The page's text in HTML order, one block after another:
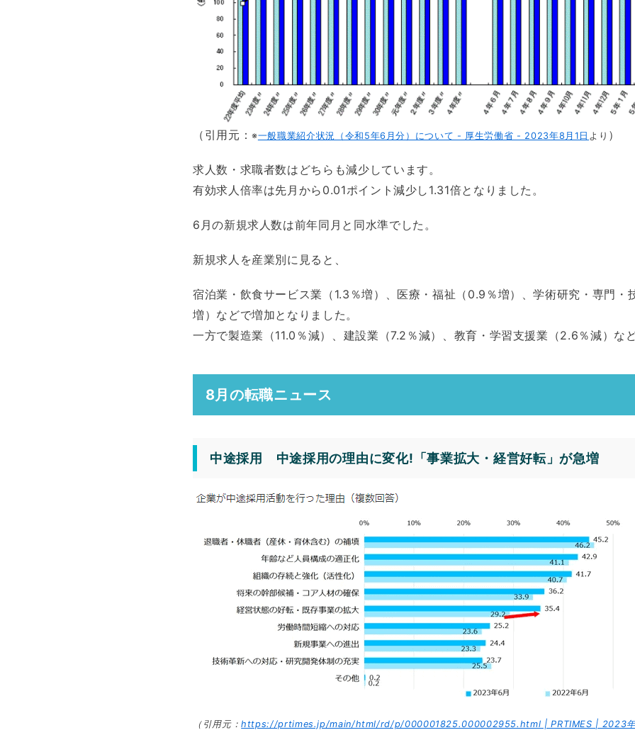
（引用元：※一般職業紹介状況（令和5年6月分）について - 厚生労働省 - 2023年8月1日 より ）
求人数・求職者数はどちらも減少しています。
有効求人倍率は先月から0.01ポイント減少し1.31倍となりました。
6月の新規求人数は前年同月と同水準でした。
新規求人を産業別に見ると、
宿泊業・飲食サービス業（1.3％増）、医療・福祉（0.9％増）、学術研究・専門・
増）などで増加となりました。
一方で製造業（11.0％減）、建設業（7.2％減）、教育・学習支援業（2.6％減）な
8月の転職ニュース
中途採用 中途採用の理由に変化!「事業拡大・経営好転」が急増
（引用元：https://prtimes.jp/main/html/rd/p/000001825.000002955.html | PRTIMES | 2023年